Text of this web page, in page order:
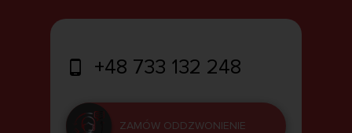
+48 733 132 248
ZAMÓW ODDZWONIENIE